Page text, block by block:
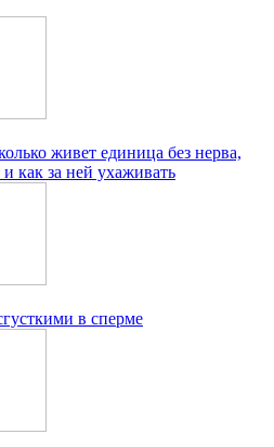
живет единица без нерва,
как за ней ухаживать
в сперме